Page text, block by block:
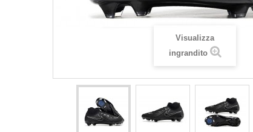
Visualizza
ingrandito